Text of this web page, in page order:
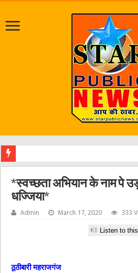
*स्वच्छता अभियान के नाम पे
धज्जिया*
Admin March 17, 2020 333
Listen to this
ठूठीबारी महराजगंज